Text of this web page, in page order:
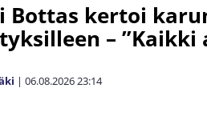
Bottas kertoi
– ”Kaikki
| 06.08.202623:14